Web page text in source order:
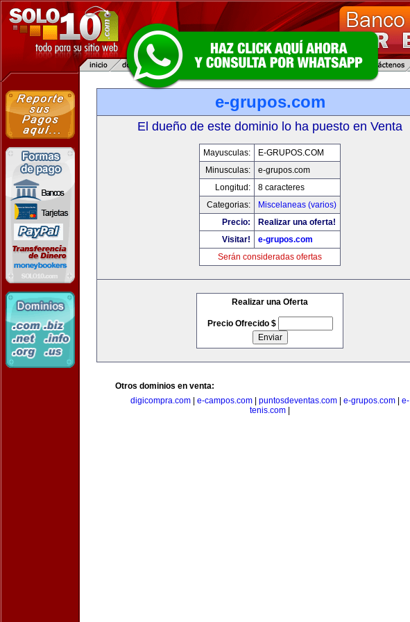
e-grupos.com
El dueño de este dominio lo ha puesto en Venta
Mayusculas:
E-GRUPOS.COM
Minusculas:
e-grupos.com
Longitud:
8 caracteres
Categorias:
Miscelaneas (varios)
Precio:
Realizar una oferta!
Visitar!
e-grupos.com
Serán consideradas ofertas
Realizar una Oferta
Precio Ofrecido $
Otros dominios en venta:
digicompra.com
e-campos.com puntosdeventas.com e-grupos.com
e-
tenis.com